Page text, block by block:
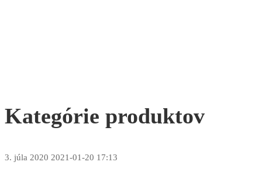
Kategórie produktov
3. júla 2020 2021-01-20 17:13